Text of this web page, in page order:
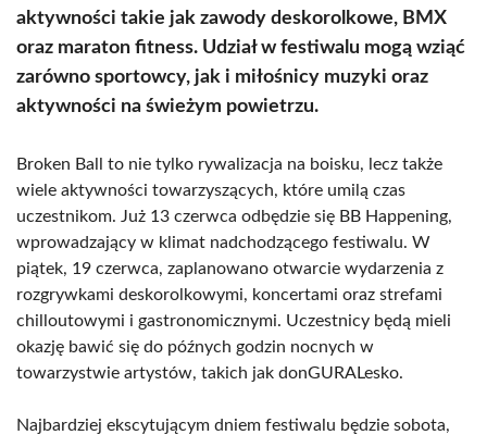
aktywności takie jak zawody deskorolkowe, BMX
oraz maraton fitness. Udział w festiwalu mogą wziąć
zarówno sportowcy, jak i miłośnicy muzyki oraz
aktywności na świeżym powietrzu.
Broken Ball to nie tylko rywalizacja na boisku, lecz także
wiele aktywności towarzyszących, które umilą czas
uczestnikom. Już 13 czerwca odbędzie się BB Happening,
wprowadzający w klimat nadchodzącego festiwalu. W
piątek, 19 czerwca, zaplanowano otwarcie wydarzenia z
rozgrywkami deskorolkowymi, koncertami oraz strefami
chilloutowymi i gastronomicznymi. Uczestnicy będą mieli
okazję bawić się do późnych godzin nocnych w
towarzystwie artystów, takich jak donGURALesko.
Najbardziej ekscytującym dniem festiwalu będzie sobota,